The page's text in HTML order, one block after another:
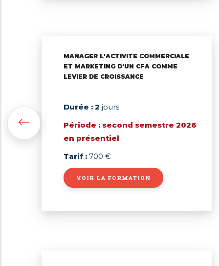
MANAGER L'ACTIVITE COMMERCIALE
ET MARKETING D'UN CFA COMME
LEVIER DE CROISSANCE
Durée : 2 jours
Période : second semestre 2026
en présentiel
Tarif : 700 €
VOIR LA FORMATION